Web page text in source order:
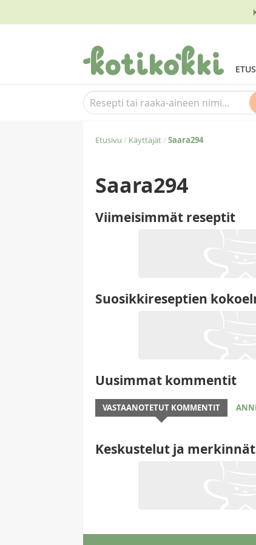
Etusivu / Käyttäjät/ Saara294
Saara294
Viimeisimmät reseptit
Suosikkireseptien
Uusimmat kommentit
VASTAANOTETUT KOMMENTIT
Keskustelut ja merkinnät